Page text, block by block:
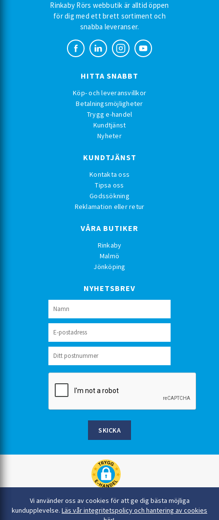
Vi använder oss av cookies för att ge dig bästa möjliga
kundupplevelse. Läs vår integritetspolicy och hantering av cookies
Rinkaby Rörs webbutik är alltid öppen
för dig med ett brett sortiment och
snabba leveranser.
HITTA SNABBT
Köp- och leveransvillkor
Betalningsmöjligheter
Trygg e-handel
Kundtjänst
Nyheter
KUNDTJÄNST
Kontakta oss
Tipsa oss
Godssökning
Reklamation eller retur
VÅRA BUTIKER
Rinkaby
Malmö
Jönköping
NYHETSBREV
SKICKA
Rinkaby Rör AB, Box 54, 296 21 Åhus
044-22 54 90